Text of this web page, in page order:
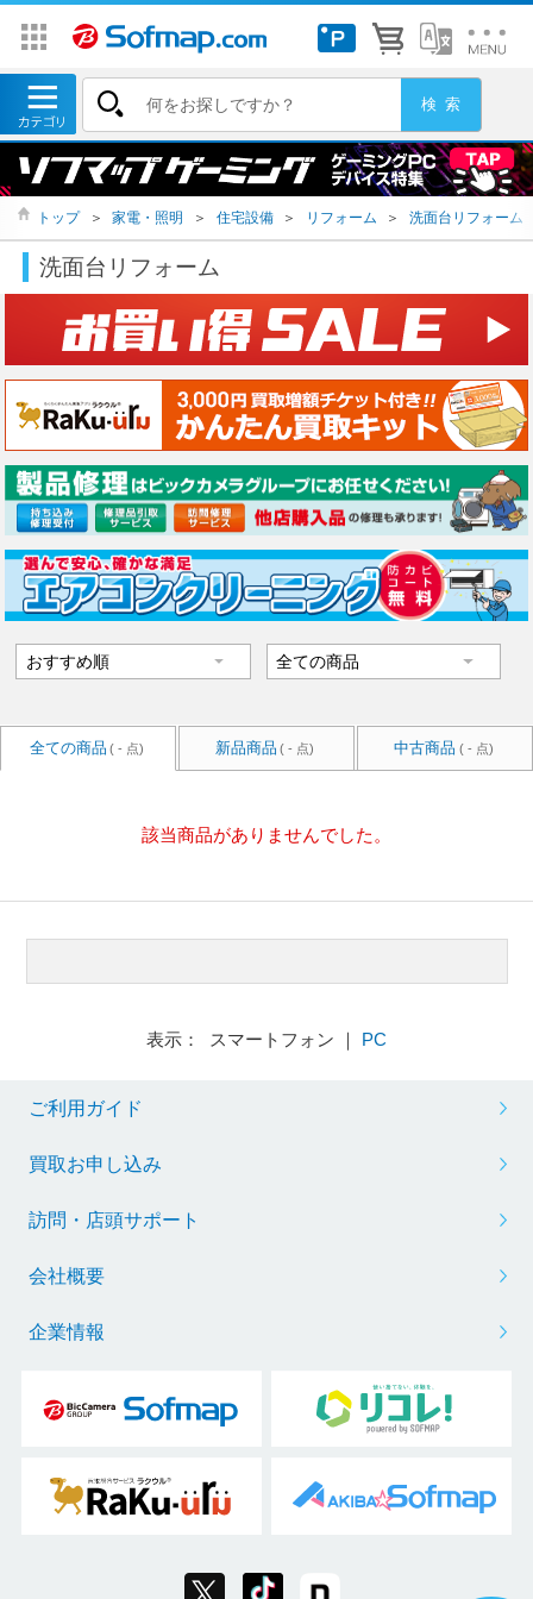
トップ ＞ 家電・照明 ＞ 住宅設備 ＞ リフォーム ＞ 洗面台リフォーム
洗面台リフォーム
全ての商品 ( - 点) 新品商品 ( - 点) 中古商品 ( - 点)
該当商品がありませんでした。
表示： スマートフォン ｜ PC
ご利用ガイド
買取お申し込み
訪問・店頭サポート
会社概要
企業情報